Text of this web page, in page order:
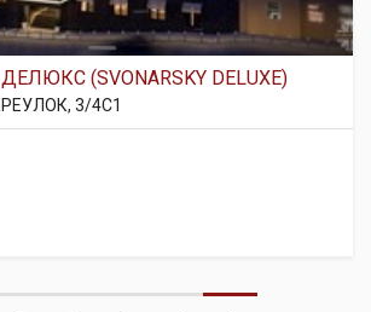
(SVONARSKY DELUXE)
3/4С1